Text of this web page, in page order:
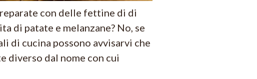
con delle fettine di di
di patate e melanzane? No, se
di cucina possono avvisarvi che
diverso dal nome con cui